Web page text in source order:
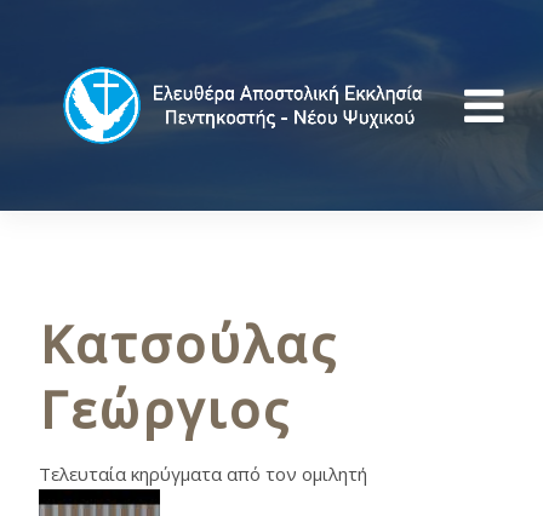
Κατσούλας
Γεώργιος
Τελευταία κηρύγματα από τον ομιλητή